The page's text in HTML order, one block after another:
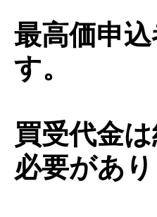
最高価申
す。
買受代金
必要があり